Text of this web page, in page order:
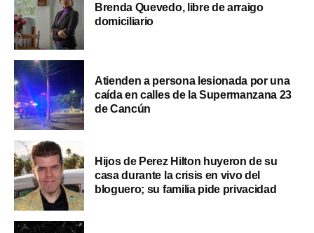
Brenda Quevedo, libre de arraigo
domiciliario
Atienden a persona lesionada por una
caída en calles de la Supermanzana 23
de Cancún
Hijos de Perez Hilton huyeron de su
casa durante la crisis en vivo del
bloguero; su familia pide privacidad